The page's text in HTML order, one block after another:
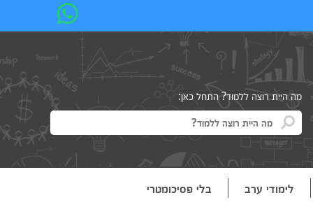
מה היית רוצה ללמוד? התחל כאן:
לימודי ערב בלי פסיכומטרי